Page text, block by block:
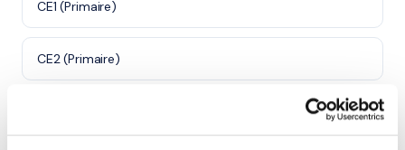
CE1 (Primaire)
CE2 (Primaire)